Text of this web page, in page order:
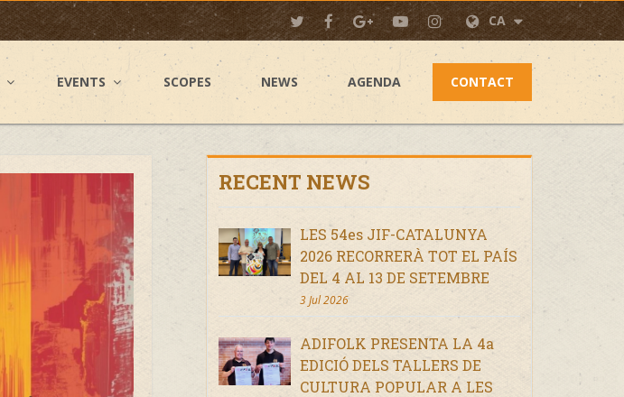
CA
EVENTS SCOPES NEWS AGENDA CONTACT
RECENT NEWS
LES 54es JIF-CATALUNYA
2026 RECORRERÀ TOT EL PAÍS
DEL 4 AL 13 DE SETEMBRE
3 Jul 2026
ADIFOLK PRESENTA LA 4a
EDICIÓ DELS TALLERS DE
CULTURA POPULAR A LES